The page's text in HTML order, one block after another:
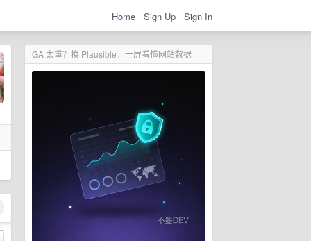
Home Sign Up Sign In
GA 太重？换 Plausible，一屏看懂网站数据